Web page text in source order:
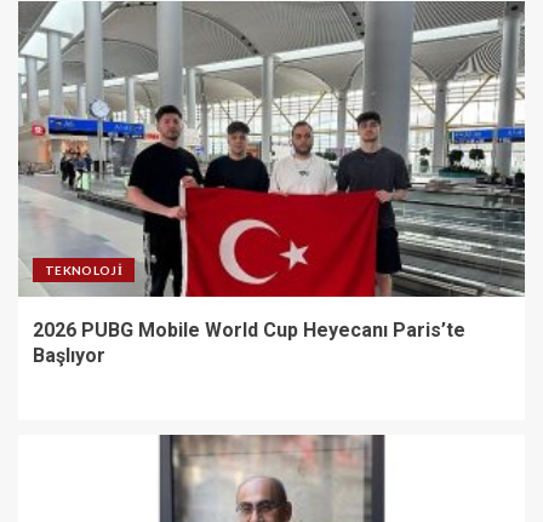
TEKNOLOJI
2026 PUBG Mobile World Cup Heyecanı Paris’te
Başlıyor